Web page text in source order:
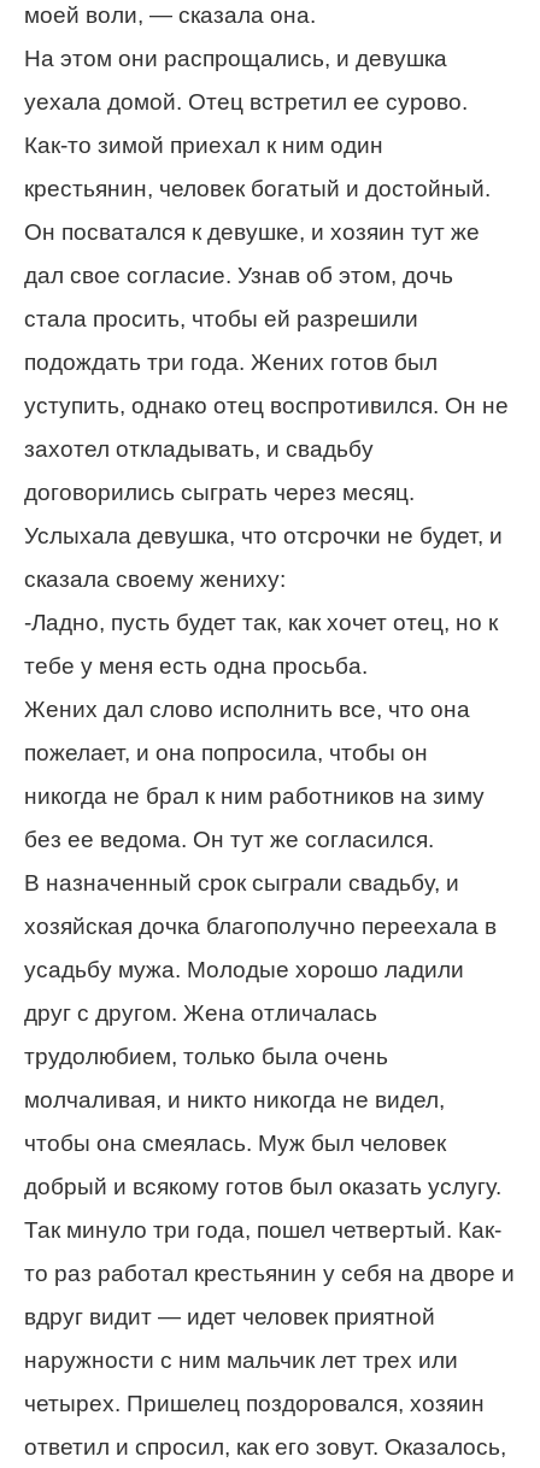
моей воли, — сказала она.
На этом они распрощались, и девушка
уехала домой. Отец встретил ее сурово.
Как-то зимой приехал к ним один
крестьянин, человек богатый и достойный.
Он посватался к девушке, и хозяин тут же
дал свое согласие. Узнав об этом, дочь
стала просить, чтобы ей разрешили
подождать три года. Жених готов был
уступить, однако отец воспротивился. Он не
захотел откладывать, и свадьбу
договорились сыграть через месяц.
Услыхала девушка, что отсрочки не будет, и
сказала своему жениху:
-Ладно, пусть будет так, как хочет отец, но к
тебе у меня есть одна просьба.
Жених дал слово исполнить все, что она
пожелает, и она попросила, чтобы он
никогда не брал к ним работников на зиму
без ее ведома. Он тут же согласился.
В назначенный срок сыграли свадьбу, и
хозяйская дочка благополучно переехала в
усадьбу мужа. Молодые хорошо ладили
друг с другом. Жена отличалась
трудолюбием, только была очень
молчаливая, и никто никогда не видел,
чтобы она смеялась. Муж был человек
добрый и всякому готов был оказать услугу.
Так минуло три года, пошел четвертый. Как-
то раз работал крестьянин у себя на дворе и
вдруг видит — идет человек приятной
наружности с ним мальчик лет трех или
четырех. Пришелец поздоровался, хозяин
ответил и спросил, как его зовут. Оказалось,